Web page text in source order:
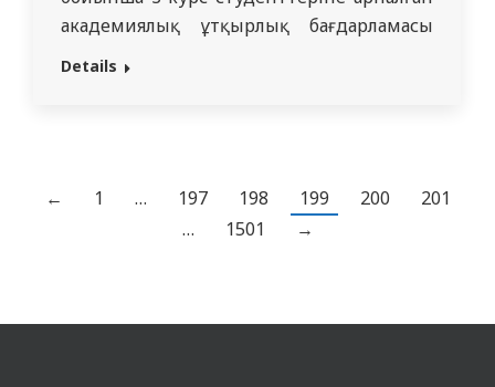
академиялық ұтқырлық бағдарламасы
өткізілді. Бағдарламаға Кыргызская
кафедрасының доценті Жазықбаева Л.К.
тарапынан ұйымдастырылып, жүргізілді.
Details
← 1 … 197 198 199 200
201
…
1501 →